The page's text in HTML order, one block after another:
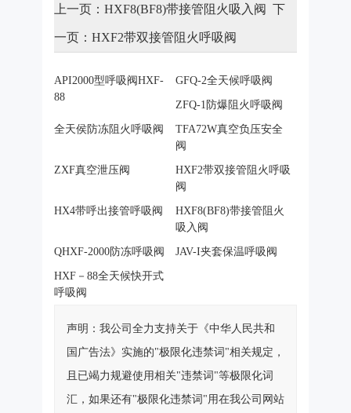
上一页： HXF8(BF8)带接管阻火吸入阀 下
一页： HXF2带双接管阻火呼吸阀
API2000型呼吸阀HXF-
88
GFQ-2全天候呼吸阀
ZFQ-1防爆阻火呼吸阀
全天侯防冻阻火呼吸阀
TFA72W真空负压安全
阀
ZXF真空泄压阀
HXF2带双接管阻火呼吸
阀
HX4带呼出接管呼吸阀
HXF8(BF8)带接管阻火
吸入阀
QHXF-2000防冻呼吸阀 JAV-I夹套保温呼吸阀
HXF－88全天候快开式
呼吸阀
声明：我公司全力支持关于《中华人民共和
国广告法》实施的"极限化违禁词"相关规定，
且已竭力规避使用相关"违禁词"等极限化词
汇，如果还有"极限化违禁词"用在我公司网站